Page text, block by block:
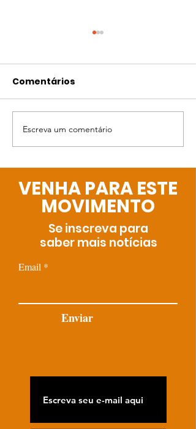
Transparência,
diálogo e parceria
para construir um
caminho cada vez
melhor
Comentários
Escreva um comentário
VENHA PARA ESTE
MOVIMENTO
Se inscreva para
saber mais notícias
Email
Enviar